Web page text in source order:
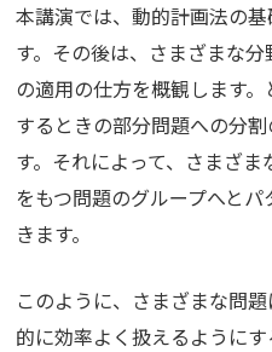
本講演では、動的計画法の
す。その後は、さまざまな
の適用の仕方を概観します
するときの部分問題への分
す。それによって、さまざ
をもつ問題のグループへと
きます。
このように、さまざまな問
的に効率よく扱えるように